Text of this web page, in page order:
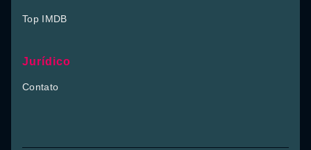
Top IMDB
Jurídico
Contato